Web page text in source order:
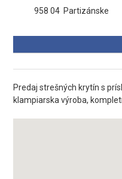
958 04 Partizánske
Predaj strešných krytín s
klampiarska výroba,